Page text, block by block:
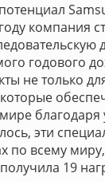
компания
годового
не только
которые
эти
по всему
19